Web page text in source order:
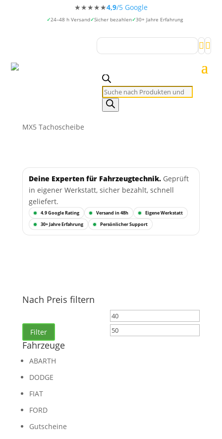
★★★★★4,9/5 Google
24–48 h Versand Sicher bezahlen 30+ Jahre Erfahrung


Products
search
MX5 Tachoscheibe
Deine Experten für Fahrzeugtechnik.Geprüft
in eigener Werkstatt, sicher bezahlt, schnell
geliefert.
4.9 Google Rating Versand in 48h
Eigene Werkstatt
30+ Jahre Erfahrung
Persönlicher Support
Nach Preis filtern
Min.
Preis
Filter
Fahrzeuge
ABARTH
DODGE
FIAT
FORD
Gutscheine